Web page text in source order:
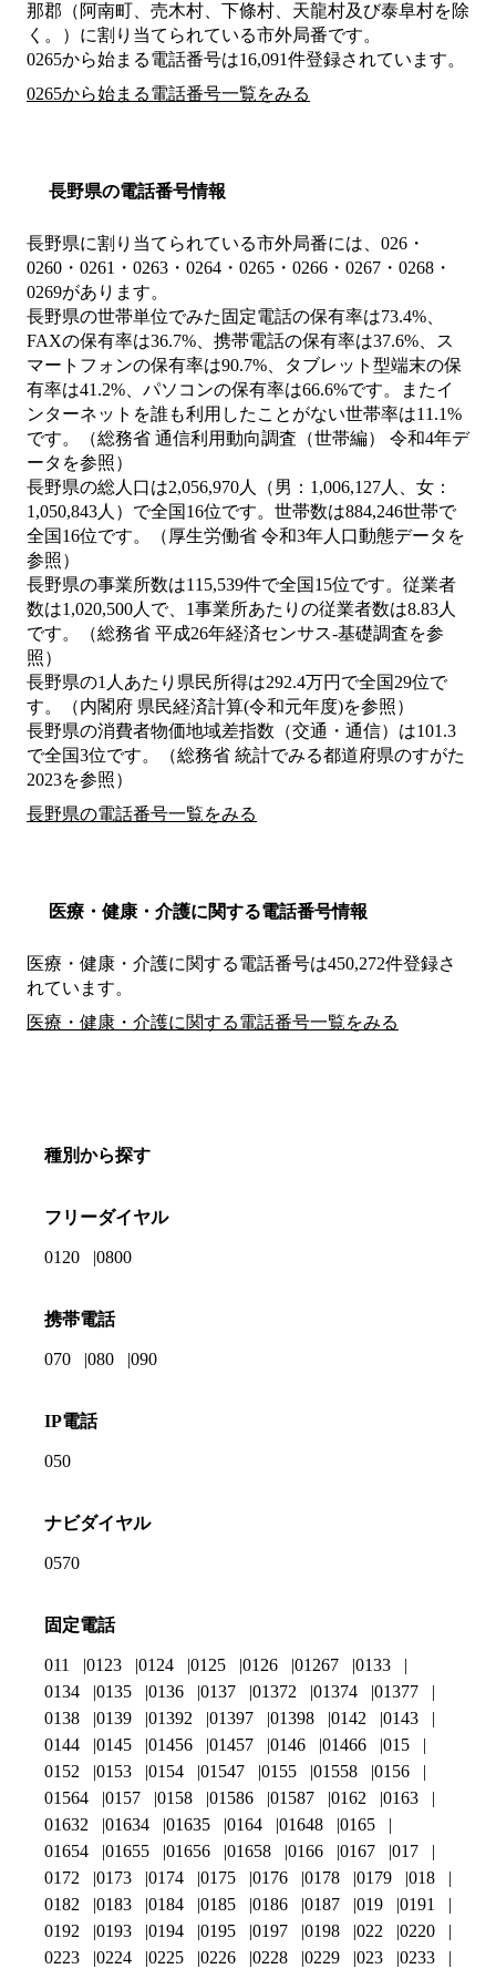
那郡（阿南町、売木村、下條村、天龍村及び泰阜村を除
く。） に割り当てられている市外局番です。
0265から始まる電話番号は16,091件登録されています。
0265から始まる電話番号一覧をみる
長野県の電話番号情報
長野県に割り当てられている市外局番には、026・
0260・0261・0263・0264・0265・0266・0267・0268・
0269があります。
長野県の世帯単位でみた固定電話の保有率は73.4%、
FAXの保有率は36.7%、携帯電話の保有率は37.6%、ス
マートフォンの保有率は90.7%、タブレット型端末の保
有率は41.2%、パソコンの保有率は66.6%です。またイ
ンターネットを誰も利用したことがない世帯率は11.1%
です。（総務省 通信利用動向調査（世帯編） 令和4年デ
ータを参照）
長野県の総人口は2,056,970人（男：1,006,127人、女：
1,050,843人）で全国16位です。世帯数は884,246世帯で
全国16位です。（厚生労働省 令和3年人口動態データを
参照）
長野県の事業所数は115,539件で全国15位です。従業者
数は1,020,500人で、1事業所あたりの従業者数は8.83人
です。（総務省 平成26年経済センサス‐基礎調査を参
照）
長野県の1人あたり県民所得は292.4万円で全国29位で
す。（内閣府 県民経済計算(令和元年度)を参照）
長野県の消費者物価地域差指数（交通・通信）は101.3
で全国3位です。（総務省 統計でみる都道府県のすがた
2023を参照）
長野県の電話番号一覧をみる
医療・健康・介護に関する電話番号情報
医療・健康・介護に関する電話番号は450,272件登録さ
れています。
医療・健康・介護に関する電話番号一覧をみる
種別から探す
フリーダイヤル
0120 0800
携帯電話
070 080 090
IP電話
050
ナビダイヤル
0570
固定電話
011 0123 0124 0125 0126 01267
0133
0134
0135 0136 0137 01372 01374
01377
0138
0139 01392 01397 01398 0142
0143
0144
0145 01456 01457 0146 01466
015
0152
0153 0154 01547 0155 01558
0156
01564
0157 0158 01586 01587 0162
0163
01632
01634 01635 0164 01648
0165
01654
01655 01656 01658 0166 0167
017
0172
0173 0174 0175 0176 0178 0179
018
0182
0183 0184 0185 0186 0187 019
0191
0192
0193 0194 0195 0197 0198 022
0220
0223
0224 0225 0226 0228 0229 023 0233